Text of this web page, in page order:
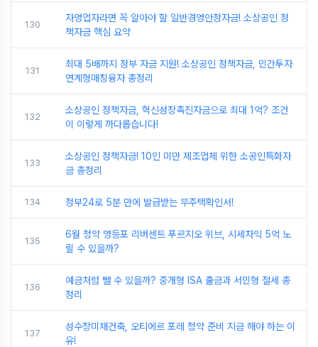
130
자영업자라면 꼭 알아야 할 일반경영안정자금! 소상공인 정
책자금 핵심 요약
131
최대 5배까지 정부 자금 지원! 소상공인 정책자금, 민간투자
연계형매칭융자 총정리
132
소상공인 정책자금, 혁신성장촉진자금으로 최대 1억? 조건
이 이렇게 까다롭습니다!
133
소상공인 정책자금! 10인 미만 제조업체 위한 소공인특화자
금 총정리
134 정부24로 5분 만에 발급받는 무주택확인서!
135
6월 청약 영등포 리버센트 푸르지오 위브, 시세차익 5억 노
릴 수 있을까?
136
예금처럼 뺄 수 있을까? 중개형 ISA 출금과 서민형 절세 총
정리
137
성수장미재건축, 오티에르 포레 청약 준비 지금 해야 하는 이
유!